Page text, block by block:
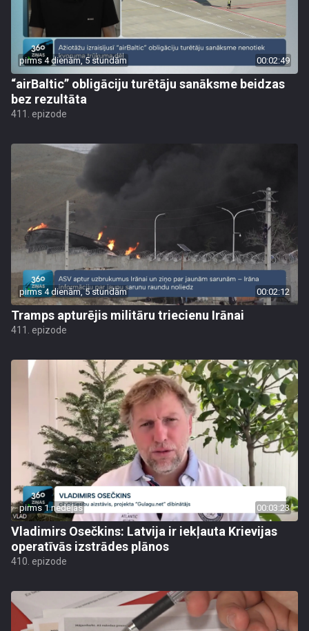
pirms 4 dienām, 5 stundām 00:02:49
“airBaltic” obligāciju turētāju sanāksme beidzas
bez rezultāta
411. epizode
pirms 4 dienām, 5 stundām 00:02:12
Tramps apturējis militāru triecienu Irānai
411. epizode
pirms 1 nedēļas 00:03:23
Vladimirs Osečkins: Latvija ir iekļauta Krievijas
operatīvās izstrādes plānos
410. epizode